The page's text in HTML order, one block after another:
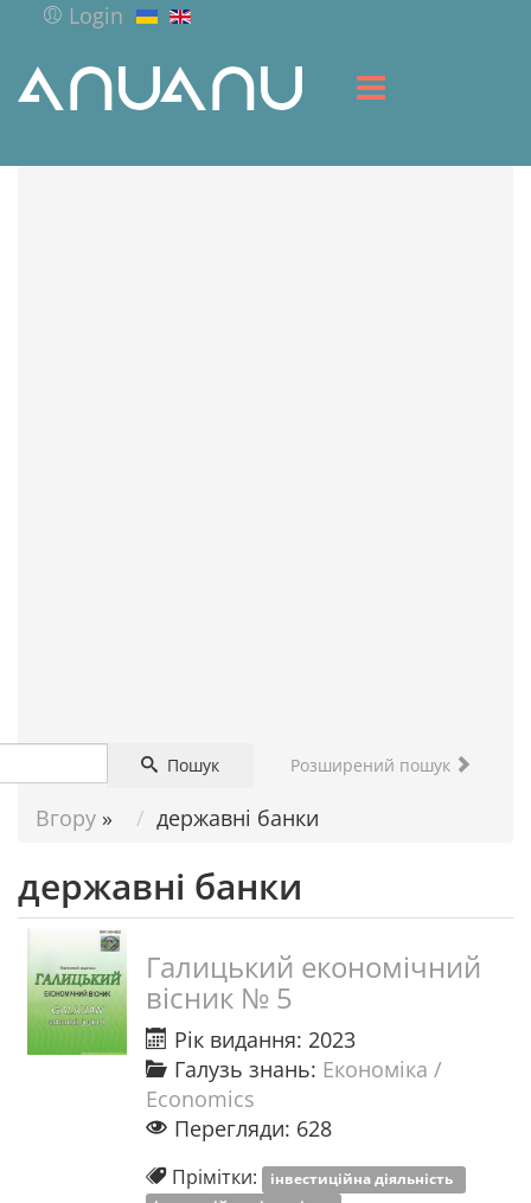
Login
Пошук Розширений пошук
Вгору » державні банки
державні банки
Галицький економічний
вісник № 5
Рік видання: 2023
Галузь знань: Економіка /
Economics
Перегляди: 628
Прімітки: інвестиційна діяльність